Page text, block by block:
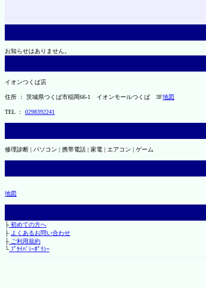
お知らせはありません。
イオンつくば店
住所 ： 茨城県つくば市稲岡66-1 イオンモールつくば 3F地図
TEL ： 0298392241
修理診断 | パソコン | 携帯電話 | 家電 | エアコン | ゲーム
地図
├初めての方へ
├ よくあるお問い合わせ
├ご利用規約
└ﾌﾟﾗｲﾊﾞｼｰﾎﾟﾘｼｰ